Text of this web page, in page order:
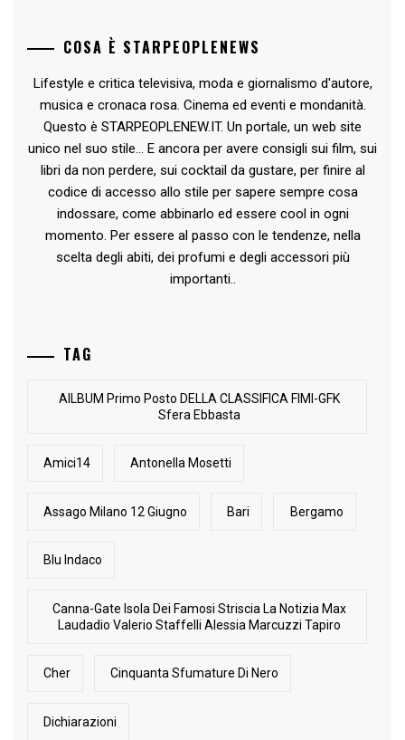
COSA È STARPEOPLENEWS
Lifestyle e critica televisiva, moda e giornalismo d'autore,
musica e cronaca rosa. Cinema ed eventi e mondanità.
Questo è STARPEOPLENEW.IT. Un portale, un web site
unico nel suo stile... E ancora per avere consigli sui film, sui
libri da non perdere, sui cocktail da gustare, per finire al
codice di accesso allo stile per sapere sempre cosa
indossare, come abbinarlo ed essere cool in ogni
momento. Per essere al passo con le tendenze, nella
scelta degli abiti, dei profumi e degli accessori più
importanti..
TAG
AlLBUM Primo Posto DELLA CLASSIFICA FIMI-GFK
Sfera Ebbasta
Amici14 Antonella Mosetti
Assago Milano 12 Giugno Bari Bergamo
Blu Indaco
Canna-Gate Isola Dei Famosi Striscia La Notizia Max
Laudadio Valerio Staffelli Alessia Marcuzzi Tapiro
Cher Cinquanta Sfumature Di Nero
Dichiarazioni